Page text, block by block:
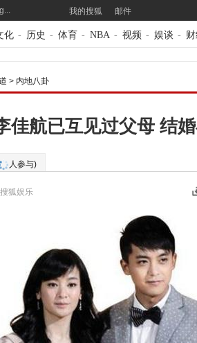
我的搜狐 邮件
化 - 历史 - 体育 - NBA - 视频 - 娱谈 -
> 内地八卦
佳航已互见过父母 结
人参与)
搜狐娱乐